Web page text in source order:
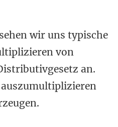
wir uns typische
von
an.